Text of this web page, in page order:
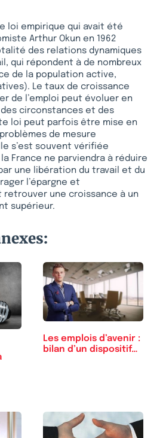
loi empirique qui avait été
Arthur Okun en 1962
des relations dynamiques
qui répondent à de nombreux
de la population active,
Le taux de croissance
de l’emploi peut évoluer en
circonstances et des
loi peut parfois être mise en
de mesure
s’est souvent vérifiée
France ne parviendra à réduire
une libération du travail et du
l’épargne et
retrouver une croissance à un
supérieur.
Les emplois d’avenir :
bilan d’un dispositif…